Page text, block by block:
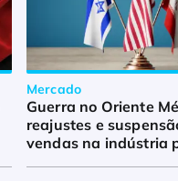
Mercado
Guerra no Oriente
reajustes e
vendas na indústria